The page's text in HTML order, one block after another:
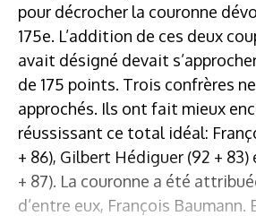
pour décrocher la couronne
175e. L’addition de ces deux
avait désigné devait
de 175 points. Trois confrères
approchés. Ils ont fait mieux
réussissant ce total idéal:
+ 86), Gilbert Hédiguer (92 +
+ 87). La couronne a été
d’entre eux, François Baumann.